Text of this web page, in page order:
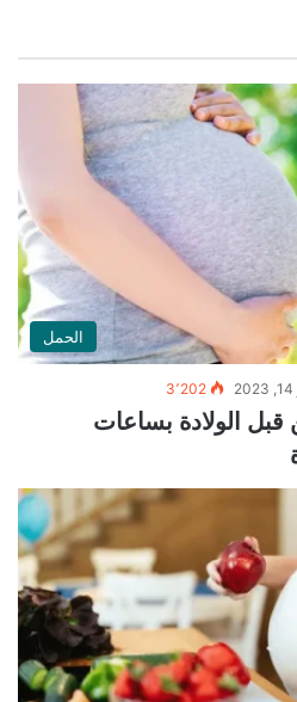
الحمل
3٬202
الولادة بساعات